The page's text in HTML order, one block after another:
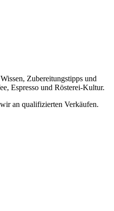
Zubereitungstipps und
Espresso und Rösterei-Kultur.
an qualifizierten Verkäufen.